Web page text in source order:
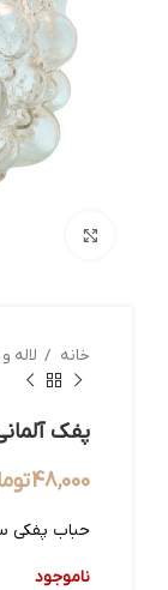
خانه لاله
پفک
48,000
حباب پفکی
ناموجود